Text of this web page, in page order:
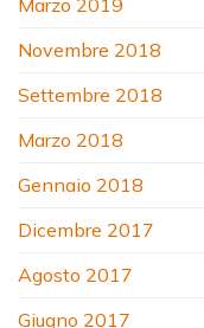
Marzo 2019
Novembre 2018
Settembre 2018
Marzo 2018
Gennaio 2018
Dicembre 2017
Agosto 2017
Giugno 2017